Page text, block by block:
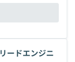
ードエンジニ